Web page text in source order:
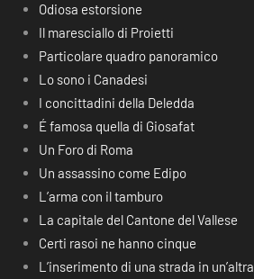
Odiosa estorsione
Il maresciallo di Proietti
Particolare quadro panoramico
Lo sono i Canadesi
I concittadini della Deledda
É famosa quella di Giosafat
Un Foro di Roma
Un assassino come Edipo
L’arma con il tamburo
La capitale del Cantone del Vallese
Certi rasoi ne hanno cinque
L’inserimento di una strada in un’altra